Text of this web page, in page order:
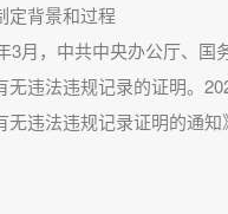
背景和过程
，中共中央办公厅、国
无违法违规记录的证明。
无违法违规记录证明的通